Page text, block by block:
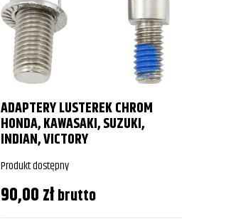
ADAPTERY LUSTEREK CHROM
HONDA, KAWASAKI, SUZUKI,
INDIAN, VICTORY
Produkt dostępny
90,00złbrutto